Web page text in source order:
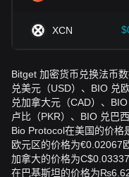
XCN
Bitget 加密货币兑换法币
兑美元（USD）、BIO 兑
兑加拿大元（CAD）、
卢比（PKR）、BIO 兑巴
Bio Protocol在美国的价
欧元区的价格为€0.02067
加拿大的价格为
在巴基斯坦的价格为